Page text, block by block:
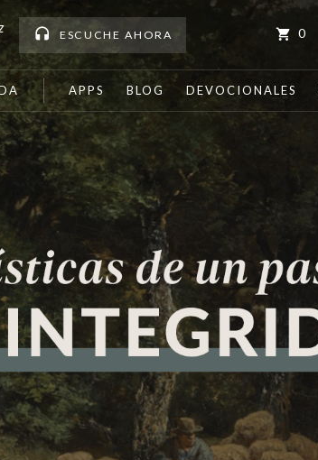
ESCUCHE AHORA 0
APPS BLOG DEVOCIONALES